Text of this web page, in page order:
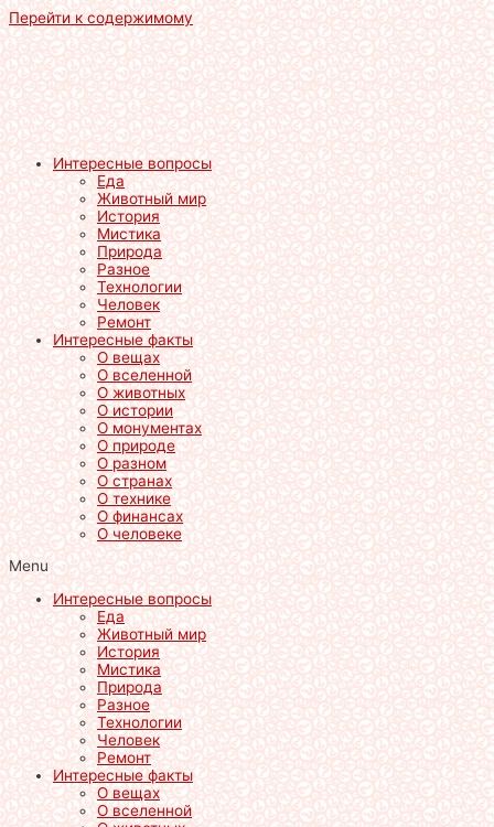
Перейти к содержимому
Интересные вопросы
Еда
Животный мир
История
Мистика
Природа
Разное
Технологии
Человек
Ремонт
Интересные факты
О вещах
О вселенной
О животных
О истории
О монументах
О природе
О разном
О странах
О технике
О финансах
О человеке
Menu
Интересные вопросы
Еда
Животный мир
История
Мистика
Природа
Разное
Технологии
Человек
Ремонт
Интересные факты
О вещах
О вселенной